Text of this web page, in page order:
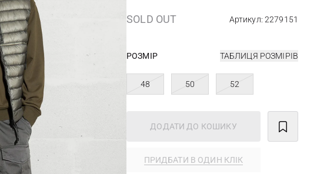
SOLD OUT Артикул: 2279151
РОЗМІР ТАБЛИЦЯ РОЗМІРІВ
48 50 52
ДОДАТИ ДО КОШИКУ
ПРИДБАТИ В ОДИН КЛІК